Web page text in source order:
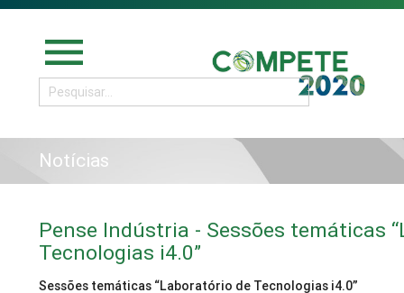
menu
Notícias
Pense Indústria - Sessões temáticas
Tecnologias i4.0”
Sessões temáticas “Laboratório de Tecnologias i4.0”